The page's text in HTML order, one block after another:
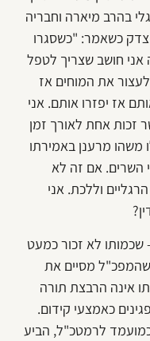
בהרב מיארה וחבריה
צדק כשאמר: "כשסגרו
אני חושב שצריך לטפל
לעצור את המוחים אז
אז יפזרו אותם. אני
זכות אחת לאורך זמן
משהו מרענן באמירתו
השרים. אם זה לא
וללכת. אני
שכמותו לא זכור כמעט
מסיים את
אינה הרבצת תורה
כאמצעי קידום.
לרמטכ"ל, הביע